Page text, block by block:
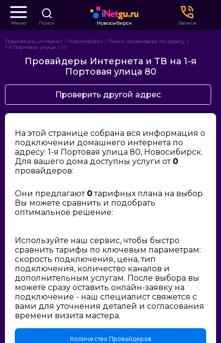
Меню Поиск Новосибирск Звонок
Подключить интернет Новосибирск
Поиск провайдера по адресу
1-я Портовая улица
80
Провайдеры Интернета и ТВ на 1-я
Портовая улица 80
Проверить другой адрес
На этой странице собрана вся информация о
подключении домашнего интернета по
адресу: 1-я Портовая улица 80, Новосибирск.
Для вашего дома доступны услуги от 0
провайдеров:
Они предлагают 0тарифных плана на выбор.
Вы можете сравнить и подобрать
оптимальное решение:
Используйте наш сервис, чтобы быстро
сравнить тарифы по ключевым параметрам:
скорость подключения, цена, тип
подключения, количество каналов и
дополнительным услугам. После выбора вы
можете сразу оставить онлайн-заявку на
подключение - наш специалист свяжется с
вами для уточнения деталей и согласования
времени визита мастера.
Количество Провайдеров